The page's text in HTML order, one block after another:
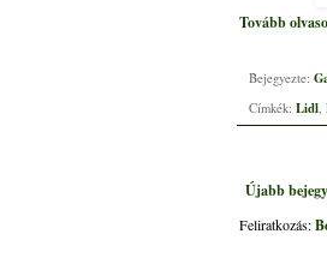
Tovább
Bejegyezte:
Címkék: Lidl,
Újabb
Feliratkozás: